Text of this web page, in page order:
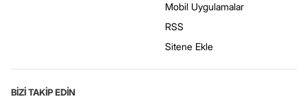
Mobil Uygulamalar
RSS
Sitene Ekle
BİZİ TAKİP EDİN